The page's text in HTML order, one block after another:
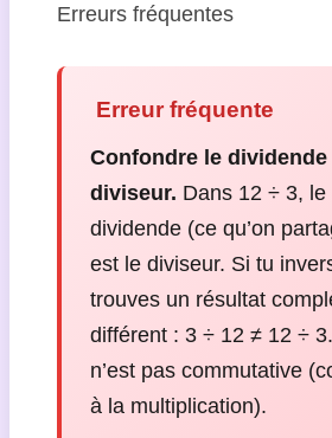
Erreurs fréquentes
️ Erreur fréquente
Confondre le dividende
diviseur. Dans 12 ÷ 3,
dividende (ce qu’on
est le diviseur. Si tu
trouves un résultat
différent : 3 ÷ 12 ≠ 12 ÷
n’est pas commutative
à la multiplication).